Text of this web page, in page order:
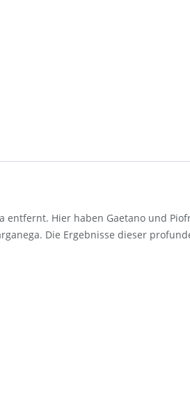
entfernt. Hier haben Gaetano und
Die Ergebnisse dieser